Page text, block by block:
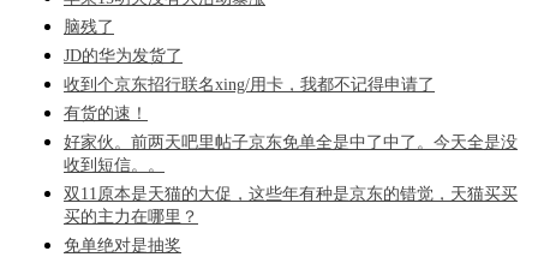
脑残了
JD的华为发货了
收到个京东招行联名xing/用卡，我都不记得申请了
有货的速！
好家伙。前两天吧里帖子京东免单全是中了中了。今天全是没
收到短信。。
双11原本是天猫的大促，这些年有种是京东的错觉，天猫买买
买的主力在哪里？
免单绝对是抽奖